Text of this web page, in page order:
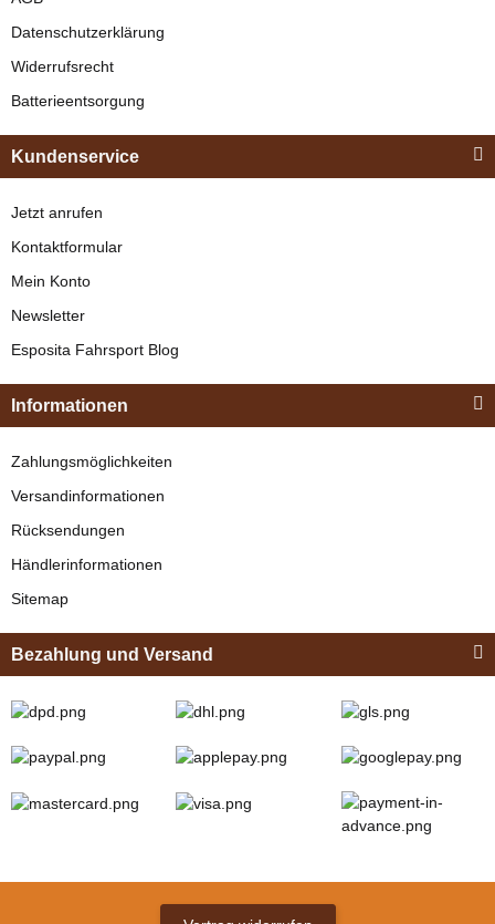
Datenschutzerklärung
Widerrufsrecht
Batterieentsorgung
Kundenservice
Jetzt anrufen
Kontaktformular
Mein Konto
Newsletter
Esposita Fahrsport Blog
Informationen
Zahlungsmöglichkeiten
Versandinformationen
Rücksendungen
Händlerinformationen
Sitemap
Bezahlung und Versand